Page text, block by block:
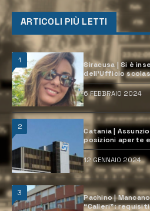
ARTICOLI PIÙ LETTI
1
Siracusa | Si è
dell’Ufficio
6 FEBBRAIO 2024
2
Catania |
posizioni aperte
12 GENNAIO 2024
3
Pachino |
“Calleri”: